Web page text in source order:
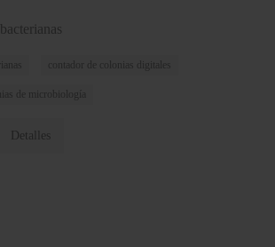
contador de colonias digitales
de microbiología
Detalles